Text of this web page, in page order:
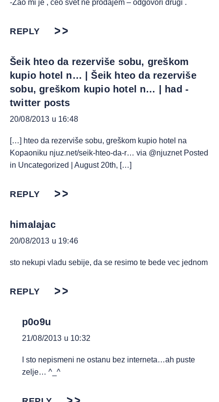
-Žao mi je , ceo svet ne prodajem – odgovori drugi .
REPLY
Šeik hteo da rezerviše sobu, greškom
kupio hotel n… | Šeik hteo da rezerviše
sobu, greškom kupio hotel n… | had -
twitter posts
20/08/2013 u 16:48
[…] hteo da rezerviše sobu, greškom kupio hotel na
Kopaoniku njuz.net/seik-hteo-da-r… via @njuznet Posted
in Uncategorized | August 20th, […]
REPLY
himalajac
20/08/2013 u 19:46
sto nekupi vladu sebije, da se resimo te bede vec jednom
REPLY
p0o9u
21/08/2013 u 10:32
I sto nepismeni ne ostanu bez interneta…ah puste
zelje… ^_^